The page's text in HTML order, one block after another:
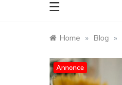
Home » Blog »
Annonce